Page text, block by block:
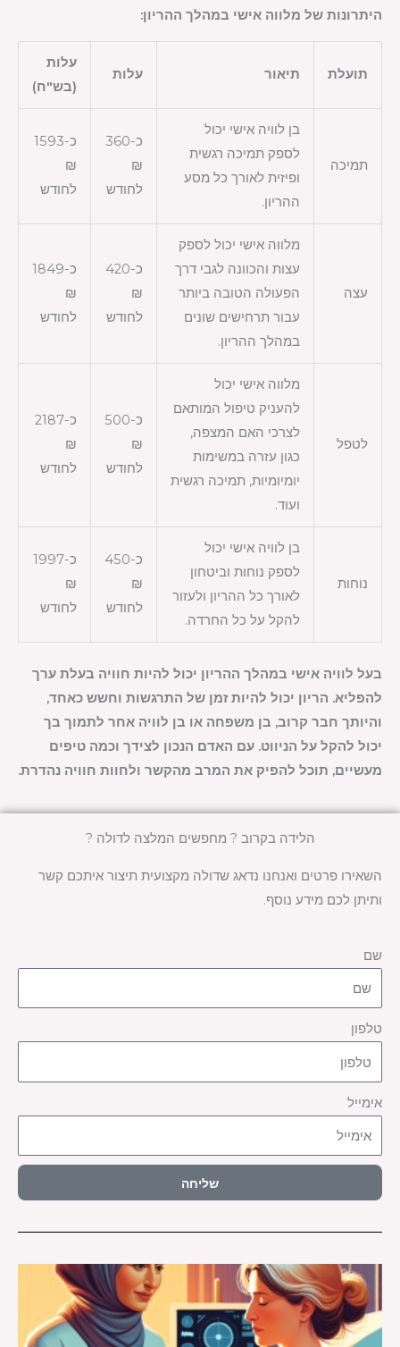
הלידה בקרוב ? מחפשים המלצה לדולה ?
השאירו פרטים ואנחנו נדאג שדולה מקצועית תיצור איתכם קשר
ותיתן לכם מידע נוסף.
שם
טלפון
אימייל
שליחה
היתרונות של מלווה אישי במהלך ההריון:
תועלת תיאור עלות
עלות
(בש"ח)
תמיכה
בן לוויה אישי יכול
לספק תמיכה רגשית
ופיזית לאורך כל מסע
ההריון.
כ-360
₪
לחודש
כ-1593
₪
לחודש
עצה
מלווה אישי יכול לספק
עצות והכוונה לגבי דרך
הפעולה הטובה ביותר
עבור תרחישים שונים
במהלך ההריון.
כ-420
₪
לחודש
כ-1849
₪
לחודש
לטפל
מלווה אישי יכול
להעניק טיפול המותאם
לצרכי האם המצפה,
כגון עזרה במשימות
יומיומיות, תמיכה רגשית
ועוד.
כ-500
₪
לחודש
כ-2187
₪
לחודש
נוחות
בן לוויה אישי יכול
לספק נוחות וביטחון
לאורך כל ההריון ולעזור
להקל על כל החרדה.
כ-450
₪
לחודש
כ-1997
₪
לחודש
בעל לוויה אישי במהלך ההריון יכול להיות חוויה בעלת ערך
להפליא. הריון יכול להיות זמן של התרגשות וחשש כאחד,
והיותך חבר קרוב, בן משפחה או בן לוויה אחר לתמוך בך
יכול להקל על הניווט. עם האדם הנכון לצידך וכמה טיפים
מעשיים, תוכל להפיק את המרב מהקשר ולחוות חוויה נהדרת.